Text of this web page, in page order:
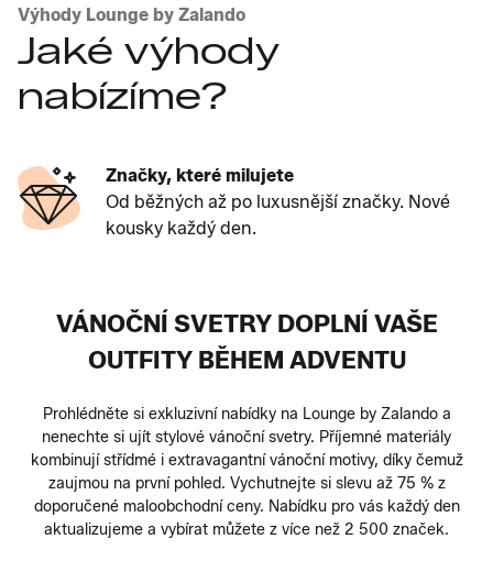
Výhody Lounge by Zalando
Jaké výhody
nabízíme?
Značky, které milujete
Od běžných až po luxusnější značky. Nové
kousky každý den.
VÁNOČNÍ SVETRY DOPLNÍ VAŠE
OUTFITY BĚHEM ADVENTU
Prohlédněte si exkluzivní nabídky na Lounge by Zalando a
nenechte si ujít stylové vánoční svetry. Příjemné materiály
kombinují střídmé i extravagantní vánoční motivy, díky čemuž
zaujmou na první pohled. Vychutnejte si slevu až 75 % z
doporučené maloobchodní ceny. Nabídku pro vás každý den
aktualizujeme a vybírat můžete z více než 2 500 značek.